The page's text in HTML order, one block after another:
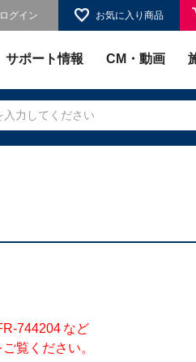
ログイン お気に入り商品
サポート情報 CM・動画
744204 など
覧ください。